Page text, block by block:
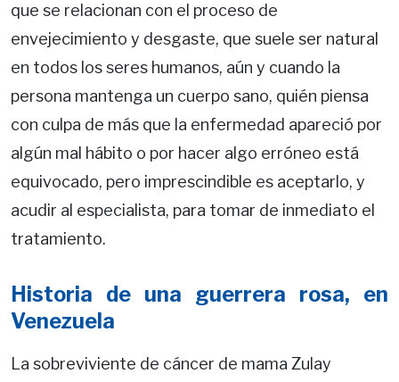
que se relacionan con el proceso de
envejecimiento y desgaste, que suele ser natural
en todos los seres humanos, aún y cuando la
persona mantenga un cuerpo sano, quién piensa
con culpa de más que la enfermedad apareció por
algún mal hábito o por hacer algo erróneo está
equivocado, pero imprescindible es aceptarlo, y
acudir al especialista, para tomar de inmediato el
tratamiento.
Historia de una guerrera rosa, en
Venezuela
La sobreviviente de cáncer de mama Zulay